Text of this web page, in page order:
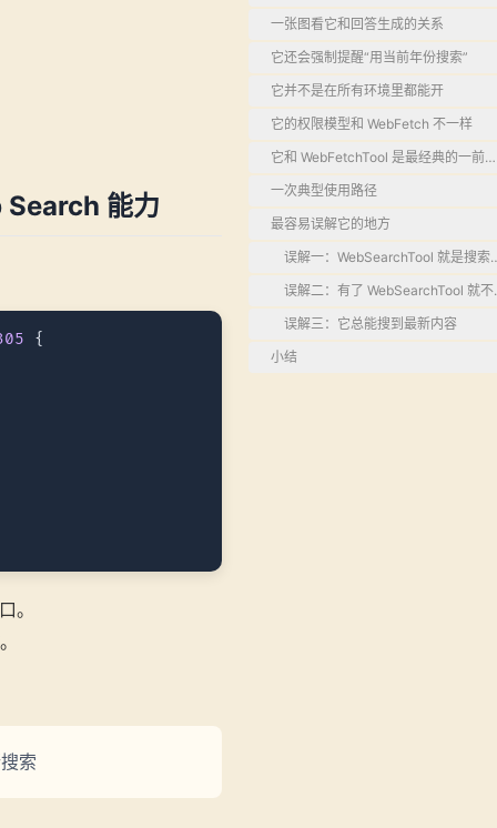
Search 能力
{
。
索
一张图看它和回答生成的关系
它还会强制提醒“用当前年份搜索”
它并不是在所有环境里都能开
它的权限模型和 WebFetch 不一样
它和 WebFetchTool 是最经典的一前
一次典型使用路径
最容易误解它的地方
误解一：WebSearchTool 就是搜索
误解二：有了 WebSearchTool 就
误解三：它总能搜到最新内容
小结